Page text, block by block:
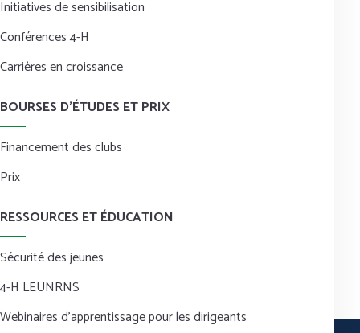
Initiatives de sensibilisation
Conférences 4-H
Carrières en croissance
BOURSES D’ÉTUDES ET PRIX
Financement des clubs
Prix
RESSOURCES ET ÉDUCATION
Sécurité des jeunes
4-H LEUNRNS
Webinaires d’apprentissage pour les dirigeants